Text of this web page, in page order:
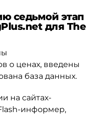
седьмой этап
для The
о ценах, введены
база данных.
на сайтах-
информер,